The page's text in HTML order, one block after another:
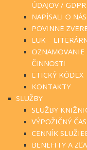
ÚDAJOV / GDPR
NAPÍSALI O NÁS
POVINNE
LUK –
OZNAMOVANIE
ČINNOSTI
ETICKÝ KÓDEX
KONTAKTY
SLUŽBY
SLUŽBY
VÝPOŽIČNÝ ČAS
CENNÍK
BENEFITY A